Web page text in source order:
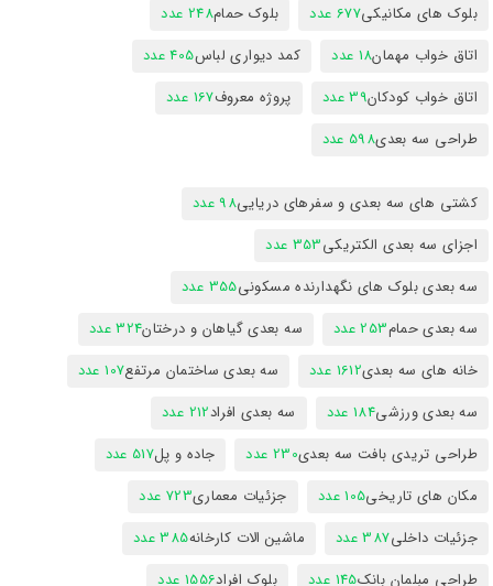
بلوک های مکانیکی677 عدد بلوک حمام248 عدد
اتاق خواب مهمان18 عدد کمد دیواری لباس405 عدد
اتاق خواب کودکان39 عدد پروژه معروف167 عدد
طراحی سه بعدی598 عدد
کشتی های سه بعدی و سفرهای دریایی98 عدد
اجزای سه بعدی الکتریکی353 عدد
سه بعدی بلوک های نگهدارنده مسکونی355 عدد
سه بعدی حمام253 عدد سه بعدی گیاهان و درختان324 عدد
خانه های سه بعدی1612 عدد سه بعدی ساختمان مرتفع107 عدد
سه بعدی ورزشی184 عدد سه بعدی افراد212 عدد
طراحی تریدی بافت سه بعدی230 عدد جاده و پل517 عدد
مکان های تاریخی105 عدد جزئیات معماری723 عدد
جزئیات داخلی387 عدد ماشین الات کارخانه385 عدد
طراحی مبلمان بانک145 عدد بلوک افراد1556 عدد